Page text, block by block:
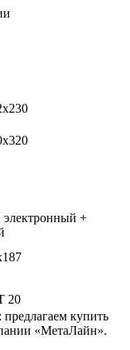
+
20
купить
«МетаЛайн».